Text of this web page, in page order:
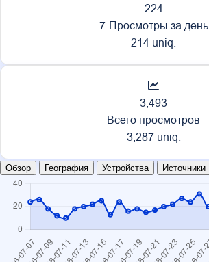
224
7-Просмотры за день
214 uniq.
3,493
Всего просмотров
3,287 uniq.
Обзор География Устройства Источники